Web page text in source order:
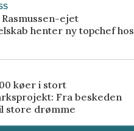
ejet
henter ny topchef hos
køer i stort
Fra beskeden
store drømme